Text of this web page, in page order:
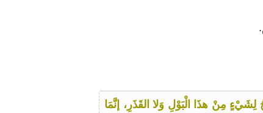
مِنْ هذَا الْبَوْلِ وَلا القَذَرِ، إنَّمَا